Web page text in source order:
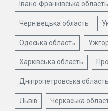
Івано-Франківська область
Чернівецька область
Одеська область
Харківська область
Дніпропетровська область
Львів Черкаська